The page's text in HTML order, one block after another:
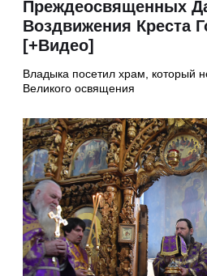
Преждеосвященных
Воздвижения Креста
[+Видео]
Владыка посетил храм, который
Великого освящения